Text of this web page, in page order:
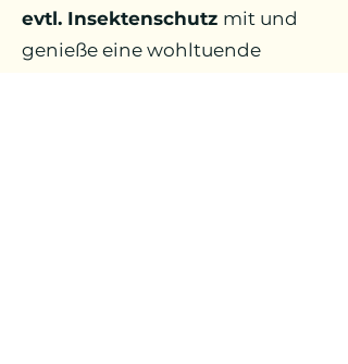
evtl. Insektenschutz mit und
genieße eine wohltuende